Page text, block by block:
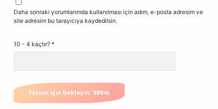
Daha sonraki yorumlarımda kullanılması için adım, e-posta adresim ve
site adresim bu tarayıcıya kaydedilsin.
10 - 4 kaçtır? *